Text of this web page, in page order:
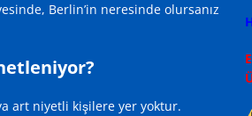
Berlin’in neresinde olursanız
art niyetli kişilere yer yoktur.